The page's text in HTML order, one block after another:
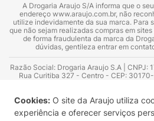
Cookies: O site da Araujo utiliza
experiência e oferecer serviços
A Drogaria Araujo S/A informa que o
endereço www.araujo.com.br, não
utilize indevidamente da sua marca. Para
que não sejam realizadas compras em
de forma fraudulenta da marca da
dúvidas, gentileza entrar em
Razão Social: Drogaria Araujo S.A | CNPJ:
Rua Curitiba 327 - Centro - CEP:
Azevedo Guimarães – CRF 10.965 |
Consultor substituto: Thiago Aguiar
Sanitário: 2025020713 | Autorização de